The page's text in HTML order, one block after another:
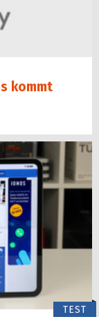
kommt
TEST